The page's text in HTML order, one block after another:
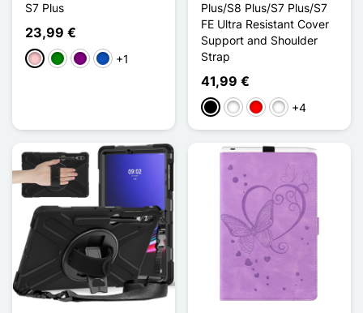
S7 Plus
23,99 €
PinkGrünViolettSaphir
+1
Plus/S8 Plus/S7 Plus/S7
FE Ultra Resistant Cover
Support and Shoulder
Strap
41,99 €
SchwarzRose / Blanc
Rouge / Noir
Bleu / Noir
+4